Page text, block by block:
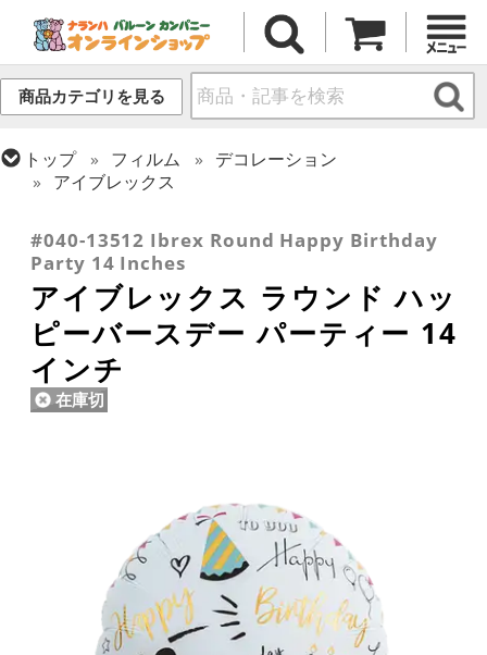
商品カテゴリを見る
トップ フィルム
デコレーション
アイブレックス
#040-13512 Ibrex Round Happy Birthday
Party 14 Inches
アイブレックス ラウンド ハッ
ピーバースデー パーティー 14
インチ
在庫切